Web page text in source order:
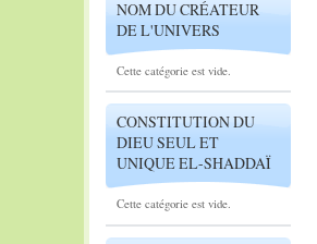
NOM DU CRÉATEUR
DE L'UNIVERS
Cette catégorie est vide.
CONSTITUTION DU
DIEU SEUL ET
UNIQUE EL-SHADDAÏ
Cette catégorie est vide.